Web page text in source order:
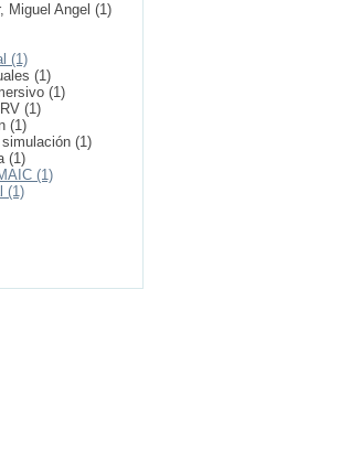
Miguel Angel (1)
(1)
(1)
(1)
(1)
(1)
(1)
(1)
(1)
(1)